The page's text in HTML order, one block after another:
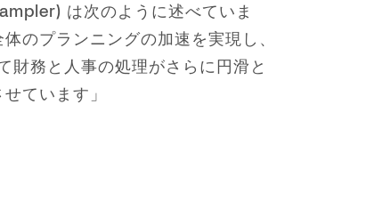
は次のように述べていま
のプランニングの加速を実現し、
務と人事の処理がさらに円滑と
ています」